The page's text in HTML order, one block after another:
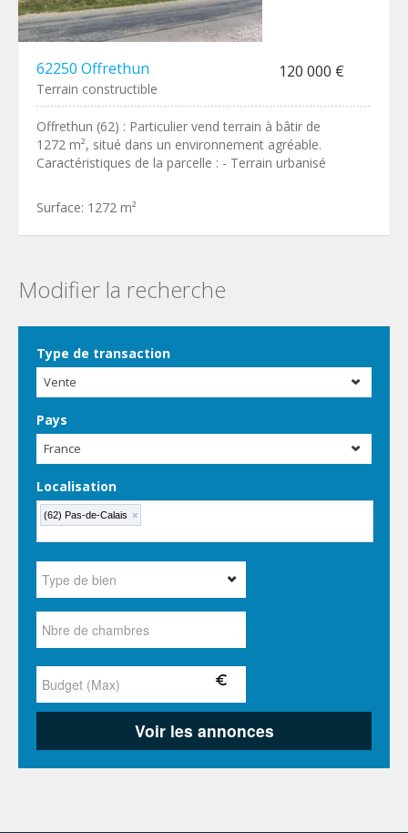
62250 Offrethun 120 000 €
Terrain constructible
Offrethun (62) : Particulier vend terrain à bâtir de
1272 m², situé dans un environnement agréable.
Caractéristiques de la parcelle : - Terrain urbanisé
Surface: 1272 m²
Modifier la recherche
Type de transaction
Vente
Pays
France
Localisation
(62) Pas-de-Calais ×